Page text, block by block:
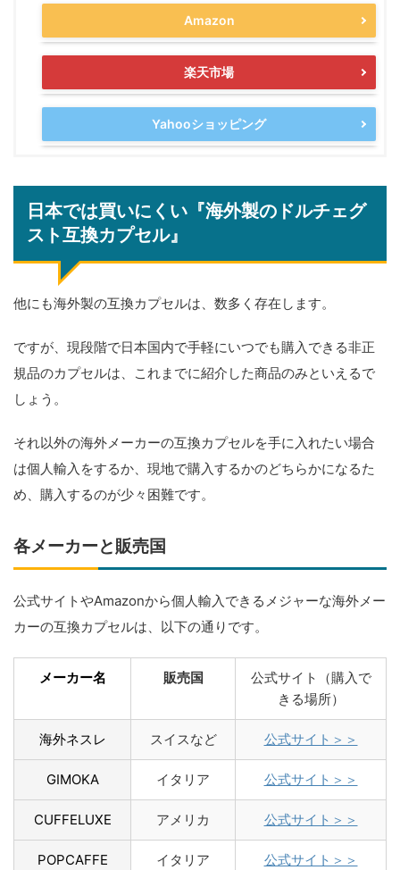
Amazon
楽天市場
Yahooショッピング
日本では買いにくい『海外製のドルチェグ
スト互換カプセル』
他にも海外製の互換カプセルは、数多く存在します。
ですが、現段階で日本国内で手軽にいつでも購入できる非正
規品のカプセルは、これまでに紹介した商品のみといえるで
しょう。
それ以外の海外メーカーの互換カプセルを手に入れたい場合
は個人輸入をするか、現地で購入するかのどちらかになるた
め、購入するのが少々困難です。
各メーカーと販売国
公式サイトやAmazonから個人輸入できるメジャーな海外メー
カーの互換カプセルは、以下の通りです。
メーカー名 販売国
公式サイト（購入で
きる場所）
海外ネスレ スイスなど 公式サイト＞＞
GIMOKA イタリア 公式サイト＞＞
CUFFELUXE アメリカ 公式サイト＞＞
POPCAFFE イタリア 公式サイト＞＞